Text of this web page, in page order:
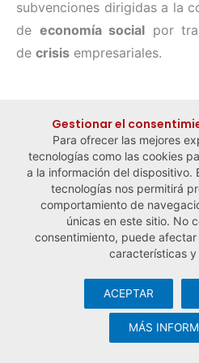
subvenciones dirigidas a la
de economía social por
de crisis empresariales.
← Noticia anterior
© Observatorio Español de la
Aviso legal y
cookies·
Gestionar el
Para ofrecer las mejores
tecnologías como las cookies
a la información del dispositivo.
tecnologías nos permitirá
comportamiento de
únicas en este sitio. No
consentimiento, puede
características y
ACEPTAR
MÁS